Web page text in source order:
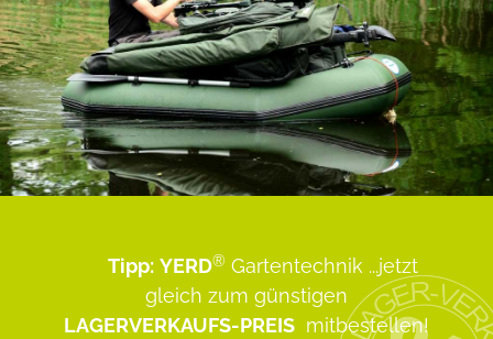
Tipp: YERD® Gartentechnik ...jetzt
gleich zum günstigen
LAGERVERKAUFS-PREIS mitbestellen!